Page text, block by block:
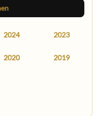
2024 2023
2020 2019